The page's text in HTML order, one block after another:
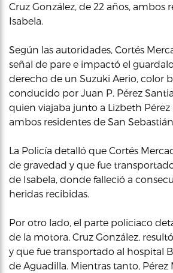
Cruz González, de 22 años, ambos
Isabela.
Según las autoridades, Cortés
señal de pare e impactó el
derecho de un Suzuki Aerio, color
conducido por Juan P. Pérez
quien viajaba junto a Lizbeth Pérez
ambos residentes de San
La Policía detalló que Cortés
de gravedad y que fue
de Isabela, donde falleció a
heridas recibidas.
Por otro lado, el parte policiaco
de la motora, Cruz González,
y que fue transportado al hospital
de Aguadilla. Mientras tanto, Pérez